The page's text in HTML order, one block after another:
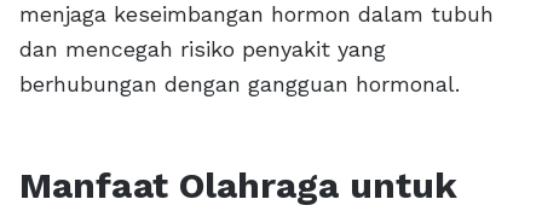
menjaga keseimbangan hormon dalam tubuh
dan mencegah risiko penyakit yang
berhubungan dengan gangguan hormonal.
Manfaat Olahraga untuk